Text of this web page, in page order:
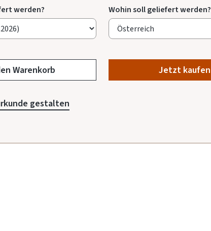
012/2025
werden? Wohin soll geliefert werden?
Warenkorb Jetzt kaufen
gestalten